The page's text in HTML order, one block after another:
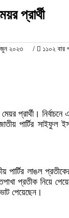
প্রার্থী
২০২৩ / ১১০২ বার
মেয়র প্রার্থী।
জাতীয় পার্টির
পার্টির লাঙল
প্রতীক নিয়ে
পেয়েছেন।